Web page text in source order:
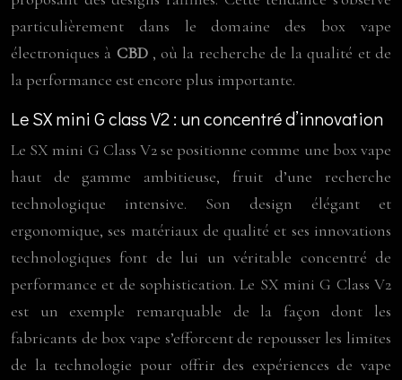
particulièrement dans le domaine des box vape
électroniques à CBD , où la recherche de la qualité et de
la performance est encore plus importante.
Le SX mini G class V2 : un concentré d’innovation
Le SX mini G Class V2 se positionne comme une box vape
haut de gamme ambitieuse, fruit d’une recherche
technologique intensive. Son design élégant et
ergonomique, ses matériaux de qualité et ses innovations
technologiques font de lui un véritable concentré de
performance et de sophistication. Le SX mini G Class V2
est un exemple remarquable de la façon dont les
fabricants de box vape s’efforcent de repousser les limites
de la technologie pour offrir des expériences de vape